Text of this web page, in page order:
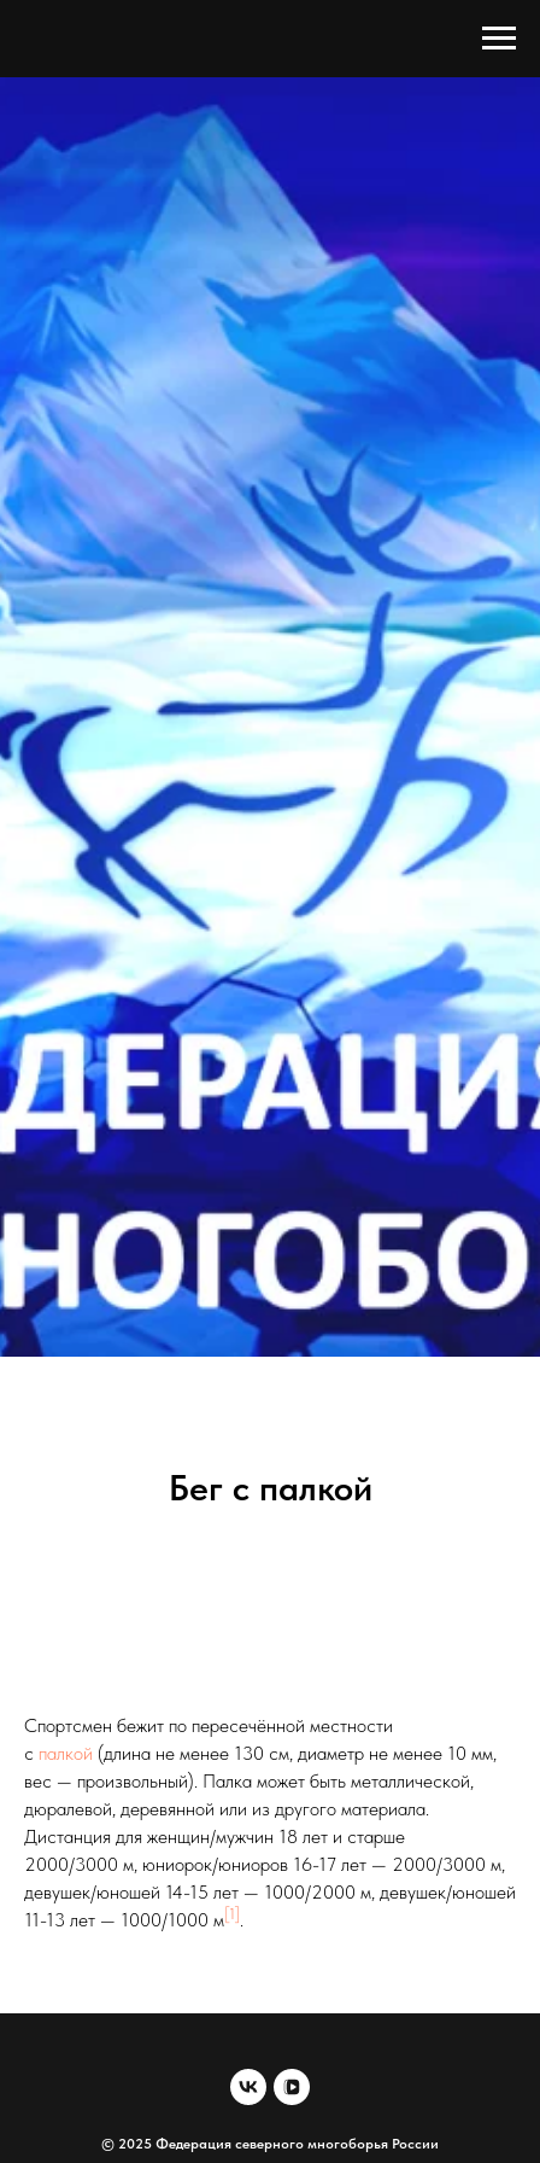
Бег с палкой
Спортсмен бежит по пересечённой местности
с палкой (длина не менее 130 см, диаметр не менее 10 мм,
вес — произвольный). Палка может быть металлической,
дюралевой, деревянной или из другого материала.
Дистанция для женщин/мужчин 18 лет и старше
2000/3000 м, юниорок/юниоров 16-17 лет — 2000/3000 м,
девушек/юношей 14-15 лет — 1000/2000 м, девушек/юношей
11-13 лет — 1000/1000 м[1].
© 2025 Федерация северного многоборья России